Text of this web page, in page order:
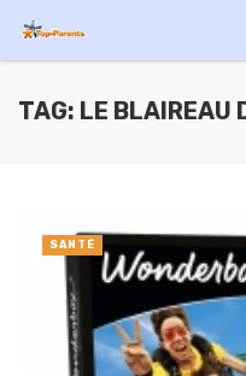
TAG: LE BLAIREAU
SANTÉ